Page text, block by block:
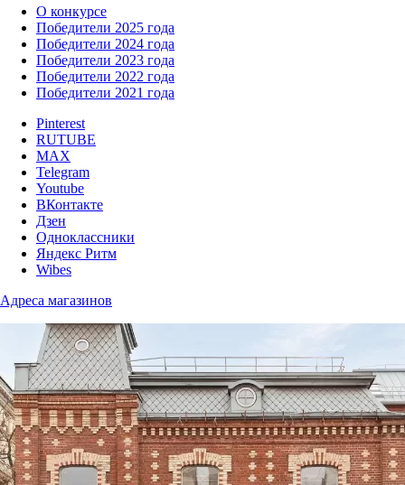
О конкурсе
Победители 2025 года
Победители 2024 года
Победители 2023 года
Победители 2022 года
Победители 2021 года
Pinterest
RUTUBE
MAX
Telegram
Youtube
ВКонтакте
Дзен
Одноклассники
Яндекс Ритм
Wibes
Адреса магазинов